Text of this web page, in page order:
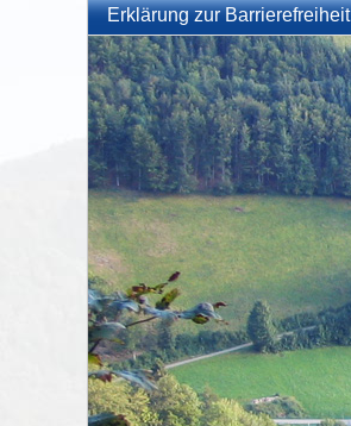
Erklärung zur Barrierefreiheit